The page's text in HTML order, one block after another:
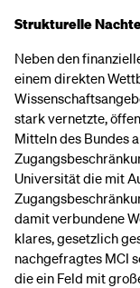
Strukturelle
Neben den
einem direkten
stark vernetzte,
Mitteln des Bundes
Universität die mit
damit verbundene
klares, gesetzlich
nachgefragtes MCI
die ein Feld mit